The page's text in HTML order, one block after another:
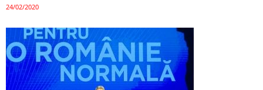
24/02/2020